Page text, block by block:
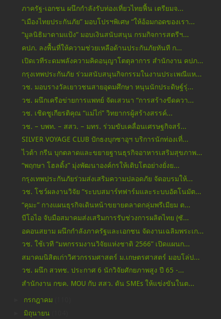
ภาครัฐ-เอกชน ผนึกกำลังรับท่องเที่ยวไทยฟื้น เตรียมจ...
“เมืองไทยประกันภัย” มอบโปรฯพิเศษ “ให้อ้อมกอดของเรา...
“มูลนิธิมาดามแป้ง” มอบเงินสนับสนุน กรมกิจการสตรีฯ...
คปภ. ลงพื้นที่ให้ความช่วยเหลือด้านประกันภัยทันที ก...
เปิดเวทีระดมพลังความคิดอนุญาโตตุลาการ สำนักงาน คปภ...
กรุงเทพประกันภัย ร่วมสนับสนุนกิจกรรมในงานประเพณีแห...
วช. มอบรางวัลเยาวชนสายอุดมศึกษา หนุนนักประดิษฐ์รุ่...
วช. ผนึกเครือข่ายการแพทย์ จัดเสวนา “การสร้างขีดควา...
วช. เชิดชูเกียรติคุณ “แม่ไก่” วิทยากรผู้สร้างสรรค์...
วช. – บพท. – สสว. – มทร. ร่วมขับเคลื่อนเศรษฐกิจสร้...
SILVER VOYAGE CLUB ปักธงบุกซาอุฯ บริการนักท่องเที่...
ไวต้า กรีน บุกตลาดและขยายฐานธุรกิจอาหารเสริมสุขภาพ...
“พฤกษา โฮลดิ้ง” มุ่งพัฒนาองค์กรให้เติบโตอย่างยั่งย...
กรุงเทพประกันภัยร่วมส่งเสริมความปลอดภัย จัดอบรมให้...
วช. โชว์ผลงานวิจัย “ระบบสมาร์ทฟาร์มและระบบอัตโนมัต...
“คุมะ” กางแผนธุรกิจเดินหน้าขยายตลาดกลุ่มพรีเมียม ต...
บีโอไอ จับมือสมาคมส่งเสริมการรับช่วงการผลิตไทย (ซั...
อคอนสยาม ผนึกกำลังภาครัฐและเอกชน จัดงานเฉลิมพระเก...
วช. ใช้เวที “มหกรรมงานวิจัยแห่งชาติ 2566” เปิดแผนก...
สมาคมนิสิตเก่าวิศวกรรมศาสตร์ ม.เกษตรศาสตร์ มอบโล่ป...
วช. ผนึก สวทช. ประกาศ 6 นักวิจัยศักยภาพสูง ปี 65 -...
สำนักงาน กขค. MOU กับ สสว. ดัน SMEs ให้แข่งขันในต...
กรกฎาคม
มิถุนายน